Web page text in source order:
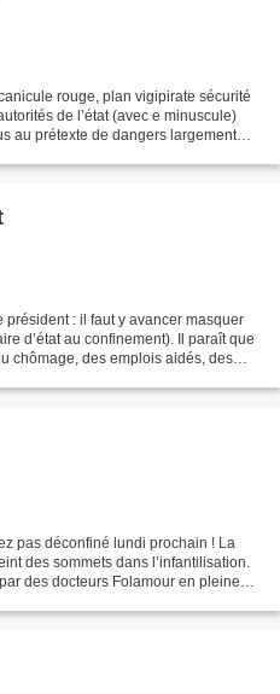
rouge, plan vigipirate sécurité
de l’état (avec e minuscule)
au prétexte de dangers largement
: il faut y avancer masquer
d’état au confinement). Il paraît que
chômage, des emplois aidés, des
pas déconfiné lundi prochain ! La
des sommets dans l’infantilisation.
des docteurs Folamour en pleine